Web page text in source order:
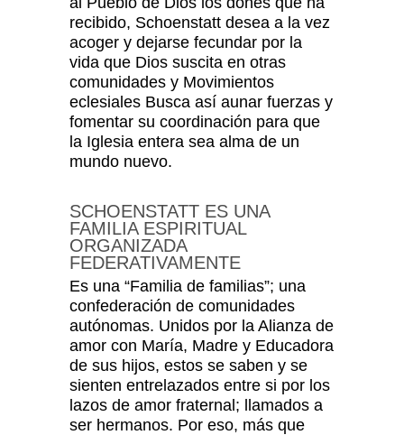
recibido, Schoenstatt desea a la vez
acoger y dejarse fecundar por la
vida que Dios suscita en otras
comunidades y Movi­mientos
eclesiales Busca así aunar fuerzas y
fomentar su coordinación para que
la Iglesia entera sea alma de un
mundo nuevo.
SCHOENSTATT ES UNA
FAMILIA ESPIRITUAL
ORGANIZADA
FEDERATIVAMENTE
Es una “Familia de familias”; una
confederación de comunidades
autónomas. Unidos por la Alianza de
amor con María, Madre y Educadora
de sus hijos, estos se saben y se
sienten entrelazados entre si por los
lazos de amor fraternal; llamados a
ser hermanos. Por eso, más que